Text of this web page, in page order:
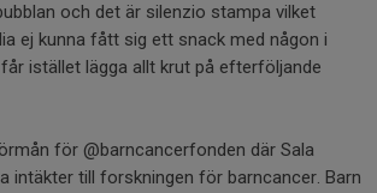
och det är silenzio stampa vilket
ej kunna fått sig ett snack med någon i
istället lägga allt krut på efterföljande
för @barncancerfonden där Sala
intäkter till forskningen för barncancer. Barn